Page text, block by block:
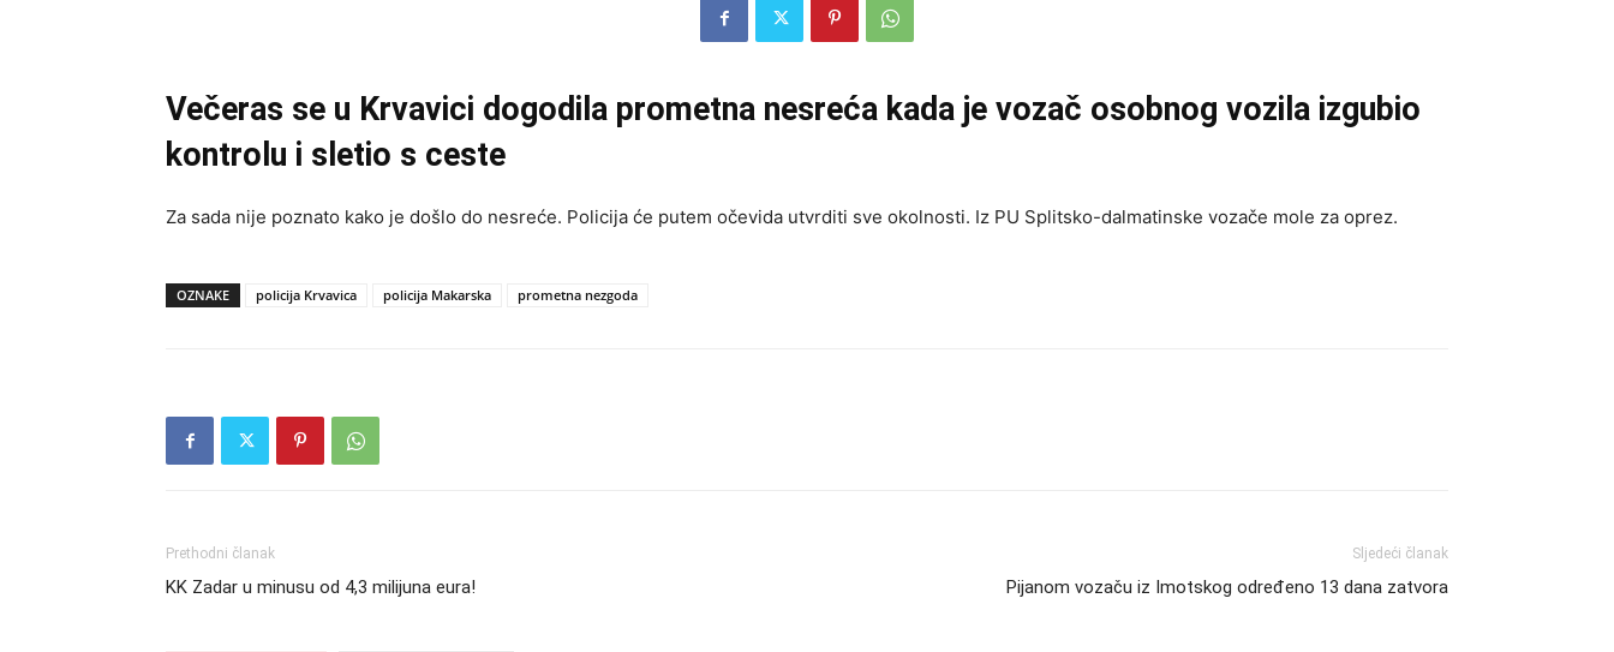
Večeras se u Krvavici dogodila prometna nesreća kada je vozač osobnog vozila izgubio
kontrolu i sletio s ceste
Za sada nije poznato kako je došlo do nesreće. Policija će putem očevida utvrditi sve okolnosti. Iz PU Splitsko-dalmatinske vozače mole za oprez.
OZNAKE policija Krvavica policija Makarska prometna nezgoda
Prethodni članak
KK Zadar u minusu od 4,3 milijuna eura!
Sljedeći članak
Pijanom vozaču iz Imotskog određeno 13 dana zatvora